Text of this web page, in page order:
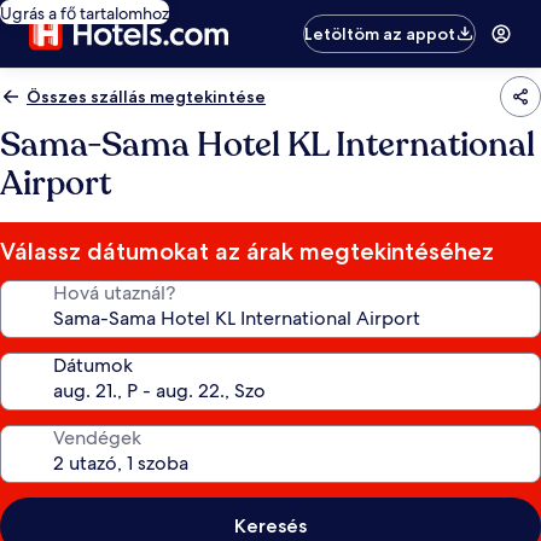
Ugrás a fő tartalomhoz
Letöltöm az appot
Összes szállás megtekintése
Sama-Sama Hotel KL International
Airport
Válassz dátumokat az árak megtekintéséhez
Hová utaznál?
Dátumok
Vendégek
Keresés